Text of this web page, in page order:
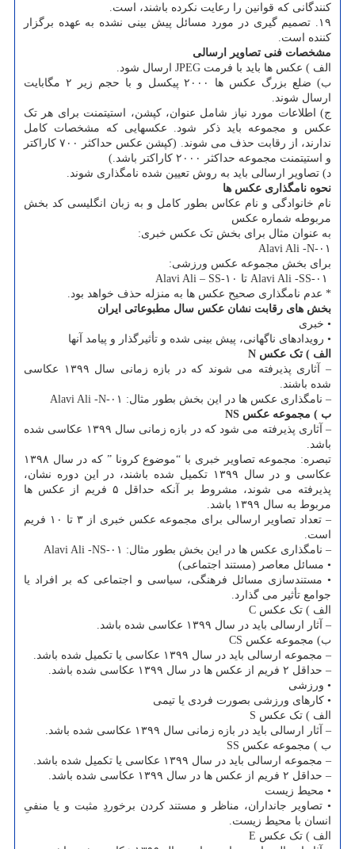
کنندگانی که قوانین را رعایت نکرده باشند، است.
۱۹. تصمیم گیری در مورد مسائل پیش بینی نشده به عهده برگزار
کننده است.
مشخصات فنی تصاویر ارسالی
الف ) عکس ها باید با فرمت JPEG ارسال شود.
ب) ضلع بزرگ عکس ها ۲۰۰۰ پیکسل و با حجم زیر ۲ مگابایت
ارسال شوند.
ج) اطلاعات مورد نیاز شامل عنوان، کپشن، استیتمنت برای هر تک
عکس و مجموعه باید ذکر شود. عکسهایی که مشخصات کامل
ندارند، از رقابت حذف می شوند. (کپشن عکس حداکثر ۷۰۰ کاراکتر
و استیتمنت مجموعه حداکثر ۲۰۰۰ کاراکتر باشد.)
د) تصاویر ارسالی باید به روش تعیین شده نامگذاری شوند.
نحوه نامگذاری عکس ها
نام خانوادگی و نام عکاس بطور کامل و به زبان انگلیسی کد بخش
مربوطه شماره عکس
به عنوان مثال برای بخش تک عکس خبری:
برای بخش مجموعه عکس ورزشی:
* عدم نامگذاری صحیح عکس ها به منزله حذف خواهد بود.
بخش های رقابت نشان عکس سال مطبوعاتی ایران
• خبری
• رویدادهای ناگهانی، پیش بینی شده و تأثیرگذار و پیامد آنها
الف ) تک عکس N
– آثاری پذیرفته می شوند که در بازه زمانی سال ۱۳۹۹ عکاسی
شده باشند.
– نامگذاری عکس ها در این بخش بطور مثال: Alavi Ali -N-۰۱
ب ) مجموعه عکس NS
– آثاری پذیرفته می شود که در بازه زمانی سال ۱۳۹۹ عکاسی شده
باشد.
تبصره: مجموعه تصاویر خبری با “موضوع کرونا ” که در سال ۱۳۹۸
عکاسی و در سال ۱۳۹۹ تکمیل شده باشند، در این دوره نشان،
پذیرفته می شوند، مشروط بر آنکه حداقل ۵ فریم از عکس ها
مربوط به سال ۱۳۹۹ باشد.
– تعداد تصاویر ارسالی برای مجموعه عکس خبری از ۳ تا ۱۰ فریم
است.
– نامگذاری عکس ها در این بخش بطور مثال: Alavi Ali -NS-۰۱
• مسائل معاصر (مستند اجتماعی)
• مستندسازی مسائل فرهنگی، سیاسی و اجتماعی که بر افراد یا
جوامع تأثیر می گذارد.
الف ) تک عکس C
– آثار ارسالی باید در سال ۱۳۹۹ عکاسی شده باشد.
ب) مجموعه عکس CS
– مجموعه ارسالی باید در سال ۱۳۹۹ عکاسی یا تکمیل شده باشد.
– حداقل ۲ فریم از عکس ها در سال ۱۳۹۹ عکاسی شده باشد.
• ورزشی
• کارهای ورزشی بصورت فردی یا تیمی
الف ) تک عکس S
– آثار ارسالی باید در بازه زمانی سال ۱۳۹۹ عکاسی شده باشد.
ب ) مجموعه عکس SS
– مجموعه ارسالی باید در سال ۱۳۹۹ عکاسی یا تکمیل شده باشد.
– حداقل ۲ فریم از عکس ها در سال ۱۳۹۹ عکاسی شده باشد.
• محیط زیست
• تصاویر جانداران، مناظر و مستند کردن برخوردِ مثبت و یا منفیِ
انسان با محیط زیست.
الف ) تک عکس E